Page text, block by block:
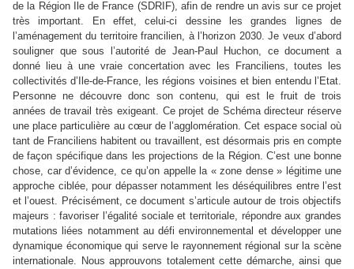
de la Région Ile de France (SDRIF), afin de rendre un avis sur ce projet
très important. En effet, celui-ci dessine les grandes lignes de
l’aménagement du territoire francilien, à l’horizon 2030. Je veux d’abord
souligner que sous l’autorité de Jean-Paul Huchon, ce document a
donné lieu à une vraie concertation avec les Franciliens, toutes les
collectivités d’Ile-de-France, les régions voisines et bien entendu l’Etat.
Personne ne découvre donc son contenu, qui est le fruit de trois
années de travail très exigeant. Ce projet de Schéma directeur réserve
une place particulière au cœur de l’agglomération. Cet espace social où
tant de Franciliens habitent ou travaillent, est désormais pris en compte
de façon spécifique dans les projections de la Région. C’est une bonne
chose, car d’évidence, ce qu’on appelle la « zone dense » légitime une
approche ciblée, pour dépasser notamment les déséquilibres entre l’est
et l’ouest. Précisément, ce document s’articule autour de trois objectifs
majeurs : favoriser l’égalité sociale et territoriale, répondre aux grandes
mutations liées notamment au défi environnemental et développer une
dynamique économique qui serve le rayonnement régional sur la scène
internationale. Nous approuvons totalement cette démarche, ainsi que